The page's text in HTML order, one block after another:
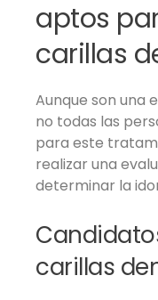
aptos
carillas
Aunque son una
no todas las
para este
realizar una
determinar la
carillas